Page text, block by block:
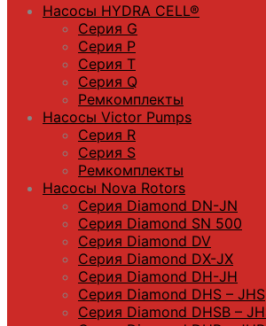
Насосы HYDRA CELL®
Серия G
Серия P
Серия T
Серия Q
Ремкомплекты
Насосы Victor Pumps
Серия R
Серия S
Ремкомплекты
Насосы Nova Rotors
Серия Diamond DN-JN
Серия Diamond SN 500
Серия Diamond DV
Серия Diamond DX-JX
Серия Diamond DH-JH
Серия Diamond DHS – JHS
Серия Diamond DHSB –